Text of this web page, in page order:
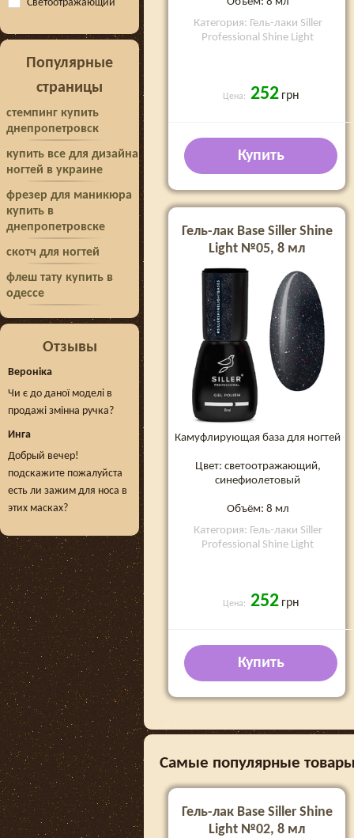
Светоотражающий
Популярные
страницы
стемпинг купить
днепропетровск
купить все для дизайна
ногтей в украине
фрезер для маникюра
купить в
днепропетровске
скотч для ногтей
флеш тату купить в
одессе
Отзывы
Вероніка
Чи є до даної моделі в
продажі змінна ручка?
Инга
Добрый вечер!
подскажите пожалуйста
есть ли зажим для носа в
этих масках?
Категория: Гель-лаки Siller
Professional Shine Light
Цена: 252 грн
Купить
Гель-лак Base Siller Shine
Light №05, 8 мл
Камуфлирующая база для ногтей
Цвет: светоотражающий,
синефиолетовый
Объём: 8 мл
Категория: Гель-лаки Siller
Professional Shine Light
Цена: 252 грн
Купить
Самые популярные товары
Гель-лак Base Siller Shine
Light №02, 8 мл